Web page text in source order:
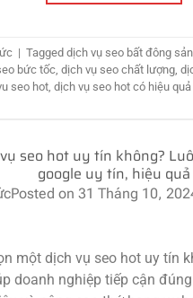
| Tagged dịch vụ seo bất đông sản
bức tốc dịch vụ seo chất lượng
seo hot dịch vụ seo hot có hiệu
seo hot uy tín không?
google uy tín, hiệu quả
Posted on 31 Tháng 10,
một dịch vụ seo hot uy tín
doanh nghiệp tiếp cận